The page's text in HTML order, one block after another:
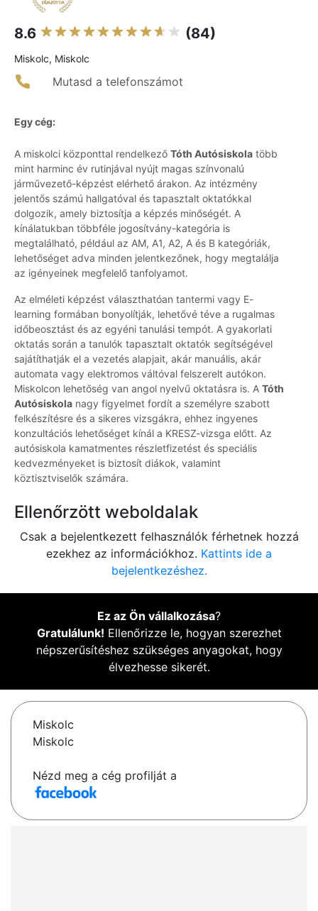
8.6 (84)
Miskolc, Miskolc
Mutasd a telefonszámot
Egy cég:
A miskolci központtal rendelkező Tóth Autósiskola több
mint harminc év rutinjával nyújt magas színvonalú
járművezető-képzést elérhető árakon. Az intézmény
jelentős számú hallgatóval és tapasztalt oktatókkal
dolgozik, amely biztosítja a képzés minőségét. A
kínálatukban többféle jogosítvány-kategória is
megtalálható, például az AM, A1, A2, A és B kategóriák,
lehetőséget adva minden jelentkezőnek, hogy megtalálja
az igényeinek megfelelő tanfolyamot.
Az elméleti képzést választhatóan tantermi vagy E-
learning formában bonyolítják, lehetővé téve a rugalmas
időbeosztást és az egyéni tanulási tempót. A gyakorlati
oktatás során a tanulók tapasztalt oktatók segítségével
sajátíthatják el a vezetés alapjait, akár manuális, akár
automata vagy elektromos váltóval felszerelt autókon.
Miskolcon lehetőség van angol nyelvű oktatásra is. A Tóth
Autósiskola nagy figyelmet fordít a személyre szabott
felkészítésre és a sikeres vizsgákra, ehhez ingyenes
konzultációs lehetőséget kínál a KRESZ-vizsga előtt. Az
autósiskola kamatmentes részletfizetést és speciális
kedvezményeket is biztosít diákok, valamint
köztisztviselők számára.
Ellenőrzött weboldalak
Csak a bejelentkezett felhasználók férhetnek hozzá
ezekhez az információkhoz. Kattints ide a
bejelentkezéshez.
Ez az Ön vállalkozása?
Gratulálunk! Ellenőrizze le, hogyan szerezhet
népszerűsítéshez szükséges anyagokat, hogy
élvezhesse sikerét.
Miskolc
Miskolc
Nézd meg a cég profilját a